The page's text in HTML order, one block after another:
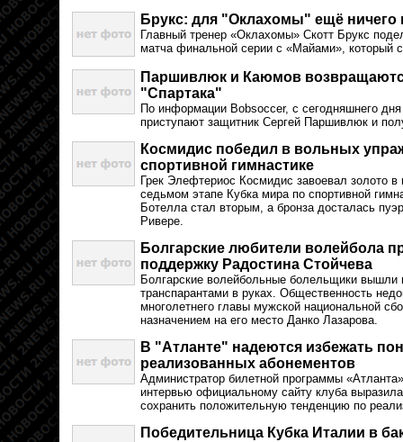
Брукс: для "Оклахомы" ещё ничего
Главный тренер «Оклахомы» Скотт Брукс
матча финальной серии с «Майами», который
Паршивлюк и Каюмов
"Спартака"
По информации Bobsoccer, с сегодняшнего
приступают защитник Сергей Паршивлюк и
Космидис победил в вольных
спортивной гимнастике
Грек Элефтериос Космидис завоевал золото
седьмом этапе Кубка мира по спортивной
Ботелла стал вторым, а бронза досталась
Ривере.
Болгарские любители волейбола
поддержку Радостина Стойчева
Болгарские волейбольные болельщики
транспарантами в руках. Общественность
многолетнего главы мужской национальной
назначением на его место Данко Лазарова.
В "Атланте" надеются избежать
реализованных абонементов
Администратор билетной программы
интервью официальному сайту клуба
сохранить положительную тенденцию по
Победительница Кубка Италии в